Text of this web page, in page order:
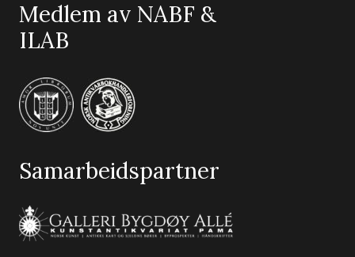
Medlem av NABF &
ILAB
Samarbeidspartner